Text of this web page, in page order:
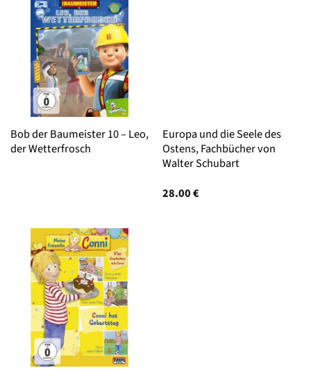
Bob der Baumeister 10 – Leo,
der Wetterfrosch
Europa und die Seele des
Ostens, Fachbücher von
Walter Schubart
28.00€